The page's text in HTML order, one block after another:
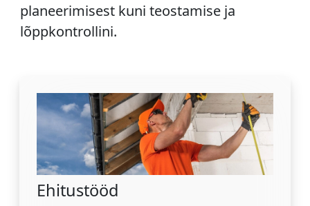
planeerimisest kuni teostamise ja
lõppkontrollini.
Ehitustööd